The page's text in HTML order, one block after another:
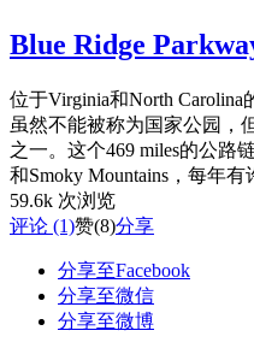
Blue Ridge
位于Virginia和North Carolina
虽然不能被称为国家公园，
之一。这个469 miles的公路
和Smoky Mountains，每年
59.6k 次浏览
评论 (1)赞(8)分享
分享至Facebook
分享至微信
分享至微博